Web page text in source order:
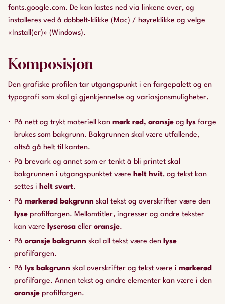
fonts.google.com. De kan lastes ned via linkene over, og
installeres ved å dobbelt-klikke (Mac) / høyreklikke og velge
«Install(er)» (Windows).
Komposisjon
Den grafiske profilen tar utgangspunkt i en fargepalett og en
typografi som skal gi gjenkjennelse og variasjonsmuligheter.
På nett og trykt materiell kan mørk rød, oransje og lys farge
brukes som bakgrunn. Bakgrunnen skal være utfallende,
altså gå helt til kanten.
På brevark og annet som er tenkt å bli printet skal
bakgrunnen i utgangspunktet være helt hvit, og tekst kan
settes i helt svart.
På mørkerød bakgrunn skal tekst og overskrifter være den
lyse profilfargen. Mellomtitler, ingresser og andre tekster
kan være lyserosa eller oransje.
På oransje bakgrunn skal all tekst være den lyse
profilfargen.
På lys bakgrunn skal overskrifter og tekst være i mørkerød
profilfarge. Annen tekst og andre elementer kan være i den
oransje profilfargen.